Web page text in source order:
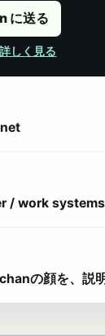
に送る
しく見る
/ work systems
の顔を、説